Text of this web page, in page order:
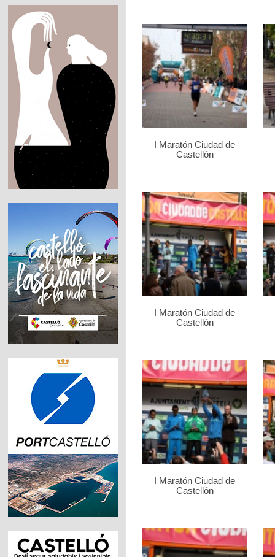
I Maratón Ciudad de
Castellón
I Maratón Ciudad de
Castellón
I Maratón Ciudad de
Castellón